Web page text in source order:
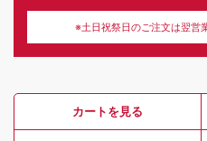
※土日祝祭日のご注文は翌営
カートを見る